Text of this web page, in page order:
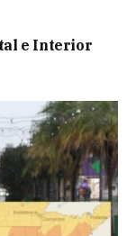
e Interior